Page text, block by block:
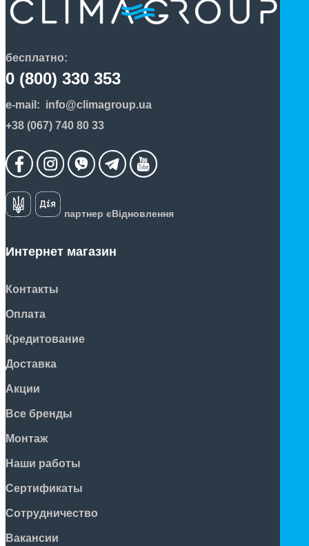
бесплатно:
0 (800) 330 353
e-mail: info@climagroup.ua
+38 (067) 740 80 33
партнер єВідновлення
Интернет магазин
Контакты
Оплата
Кредитование
Доставка
Акции
Все бренды
Монтаж
Наши работы
Сертификаты
Сотрудничество
Вакансии